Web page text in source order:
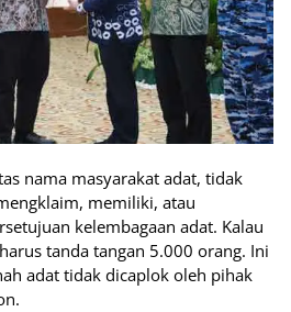
nama masyarakat adat, tidak
memiliki, atau
kelembagaan adat. Kalau
tanda tangan 5.000 orang. Ini
adat tidak dicaplok oleh pihak